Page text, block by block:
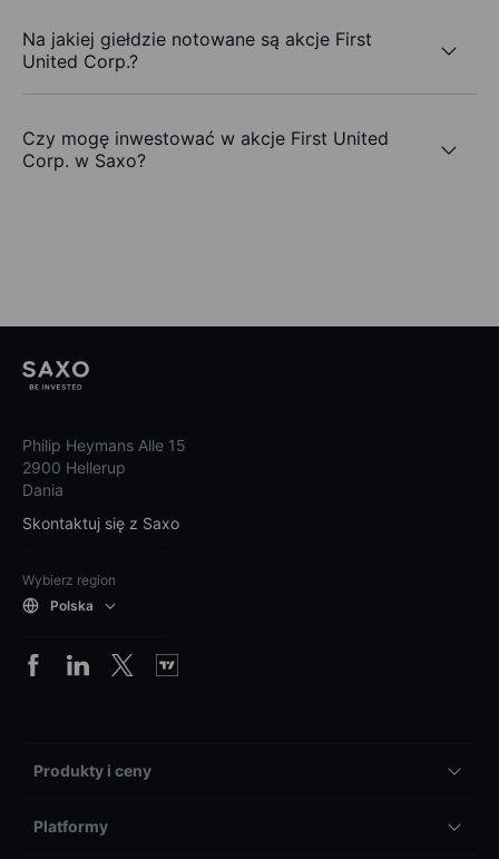
Na jakiej giełdzie notowane są akcje First
United Corp.?
Czy mogę inwestować w akcje First United
Corp. w Saxo?
Philip Heymans Alle 15
2900 Hellerup
Dania
Skontaktuj się z Saxo
Wybierz region
Polska
Produkty i ceny
Platformy